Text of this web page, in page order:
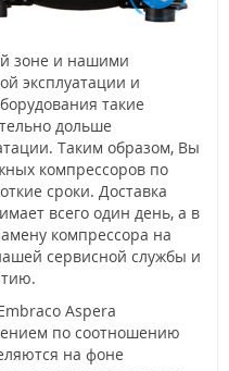
зоне и нашими
эксплуатации и
такие
дольше
Таким образом, Вы
компрессоров по
сроки. Доставка
всего один день, а в
компрессора на
сервисной службы и
Aspera
по соотношению
на фоне